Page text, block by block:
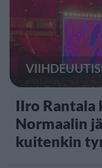
IIro Rantala
Normaalin
kuitenkin